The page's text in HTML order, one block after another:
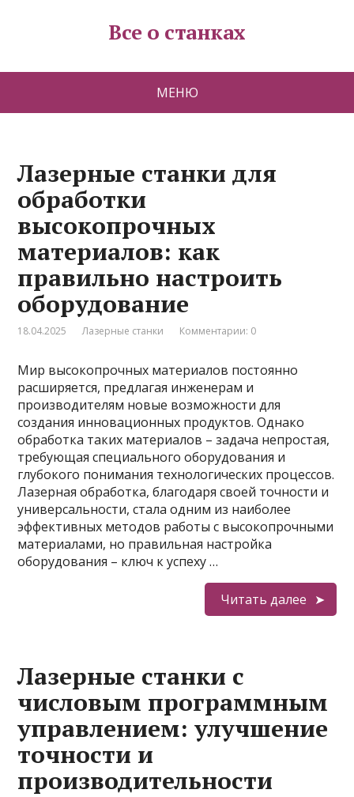
Все о станках
МЕНЮ
Лазерные станки для
обработки
высокопрочных
материалов: как
правильно настроить
оборудование
18.04.2025 Лазерные станки Комментарии: 0
Мир высокопрочных материалов постоянно
расширяется, предлагая инженерам и
производителям новые возможности для
создания инновационных продуктов. Однако
обработка таких материалов – задача непростая,
требующая специального оборудования и
глубокого понимания технологических процессов.
Лазерная обработка, благодаря своей точности и
универсальности, стала одним из наиболее
эффективных методов работы с высокопрочными
материалами, но правильная настройка
оборудования – ключ к успеху …
Читать далее
Лазерные станки с
числовым программным
управлением: улучшение
точности и
производительности